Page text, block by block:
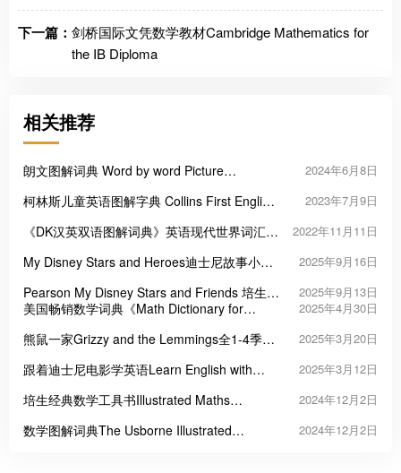
下一篇： 剑桥国际文凭数学教材Cambridge Mathematics for
the IB Diploma
相关推荐
朗文图解词典 Word by word Picture
2024年6月8日
柯林斯儿童英语图解字典 Collins First English
2023年7月9日
《DK汉英双语图解词典》英语现代世界词汇手
2022年11月11日
My Disney Stars and Heroes迪士尼故事小学
2025年9月16日
Pearson My Disney Stars and Friends 培生迪
士尼学前英语教材
2025年9月13日
美国畅销数学词典《Math Dictionary for
2025年4月30日
熊鼠一家Grizzy and the Lemmings全1-4季共
2025年3月20日
跟着迪士尼电影学英语Learn English with
2025年3月12日
培生经典数学工具书Illustrated Maths
2024年12月2日
数学图解词典The Usborne Illustrated
2024年12月2日